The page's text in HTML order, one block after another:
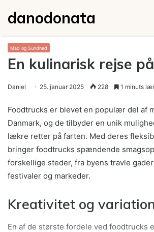
danodonata
Mad og Sundhed
En kulinarisk rejse
Daniel 25. januar 2025 228 1 minuts
Foodtrucks er blevet en populær del af
Danmark, og de tilbyder en unik
lækre retter på farten. Med deres
bringer foodtrucks spændende
forskellige steder, fra byens travle
festivaler og markeder.
Kreativitet og variation
En af de største fordele ved foodtrucks